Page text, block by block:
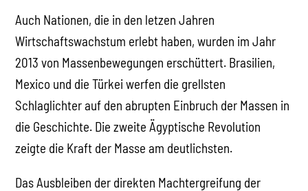
Auch Nationen, die in den letzen Jahren
Wirtschaftswachstum erlebt haben, wurden im Jahr
2013 von Massenbewegungen erschüttert. Brasilien,
Mexico und die Türkei werfen die grellsten
Schlaglichter auf den abrupten Einbruch der Massen in
die Geschichte. Die zweite Ägyptische Revolution
zeigte die Kraft der Masse am deutlichsten.
Das Ausbleiben der direkten Machtergreifung der